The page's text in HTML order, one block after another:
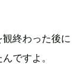
観終わった後に
ですよ。